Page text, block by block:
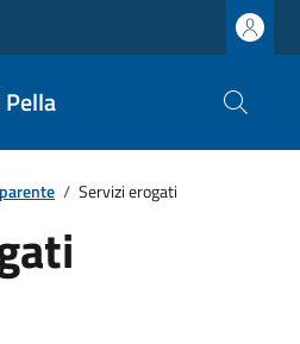
/ Servizi erogati